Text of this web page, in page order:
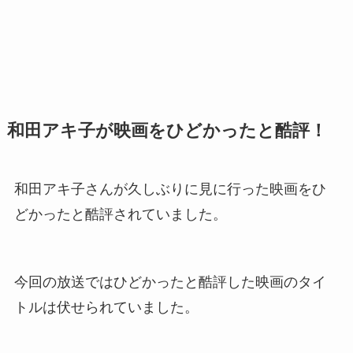
和田アキ子が映画をひどかったと酷評！
和田アキ子さんが久しぶりに見に行った映画をひ
どかったと酷評されていました。
今回の放送ではひどかったと酷評した映画のタイ
トルは伏せられていました。